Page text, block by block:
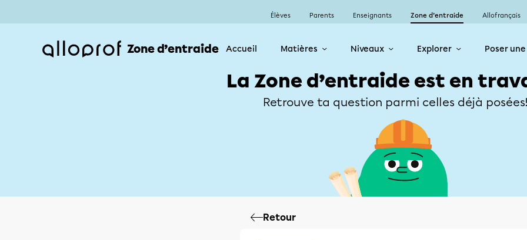
Élèves Parents Enseignants Zone d’entraide Allofrançais
Zone d’entraide Accueil Matières Niveaux Explorer Poser
La Zone d’entraide est en
Retrouve ta question parmi celles déjà
Retour